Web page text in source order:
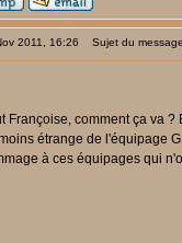
2011, 16:26 Sujet du
Françoise, comment ça va
étrange de l'équipage
à ces équipages qui